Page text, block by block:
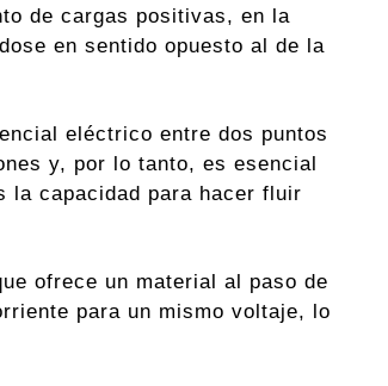
de cargas positivas, en la
en sentido opuesto al de la
eléctrico entre dos puntos
y, por lo tanto, es esencial
la capacidad para hacer fluir
ofrece un material al paso de
para un mismo voltaje, lo